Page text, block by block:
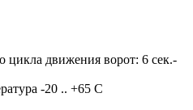
цикла движения ворот: 6 сек.-
-20 .. +65 C